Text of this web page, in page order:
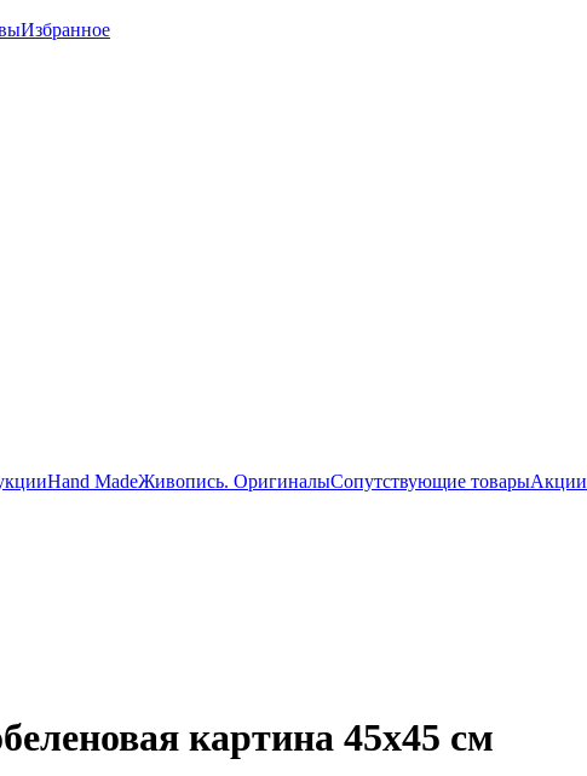
Избранное
Hand MadeЖивопись. ОригиналыСопутствующие товарыАкции
картина 45х45 см